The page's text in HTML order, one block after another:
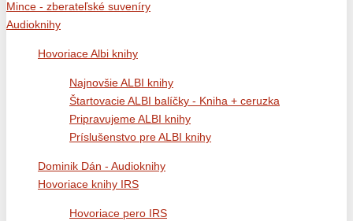
Mince - zberateľské suveníry
Audioknihy
Hovoriace Albi knihy
Najnovšie ALBI knihy
Štartovacie ALBI balíčky - Kniha + ceruzka
Pripravujeme ALBI knihy
Príslušenstvo pre ALBI knihy
Dominik Dán - Audioknihy
Hovoriace knihy IRS
Hovoriace pero IRS